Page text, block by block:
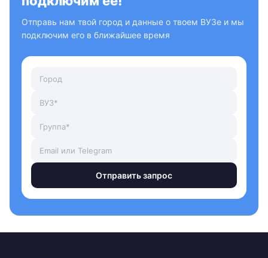
Отправь нам твой город и данные о твоем ВУЗе и мы
подключим его в ближайшее время
Отправить запрос